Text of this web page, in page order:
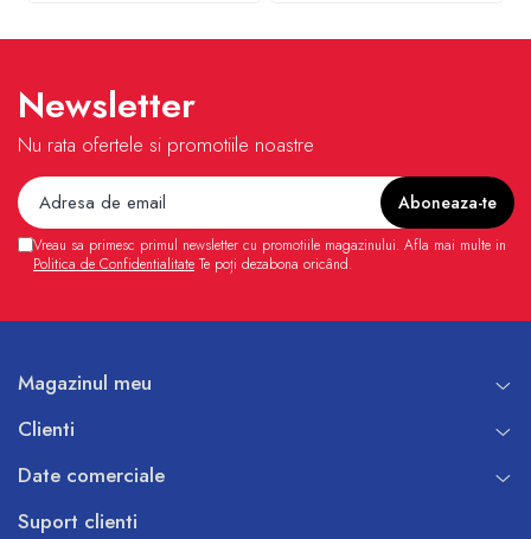
Newsletter
Nu rata ofertele si promotiile noastre
Vreau sa primesc primul newsletter cu promotiile magazinului. Afla mai multe in
Politica de Confidentialitate Te poți dezabona oricând.
Magazinul meu
Clienti
Date comerciale
Suport clienti